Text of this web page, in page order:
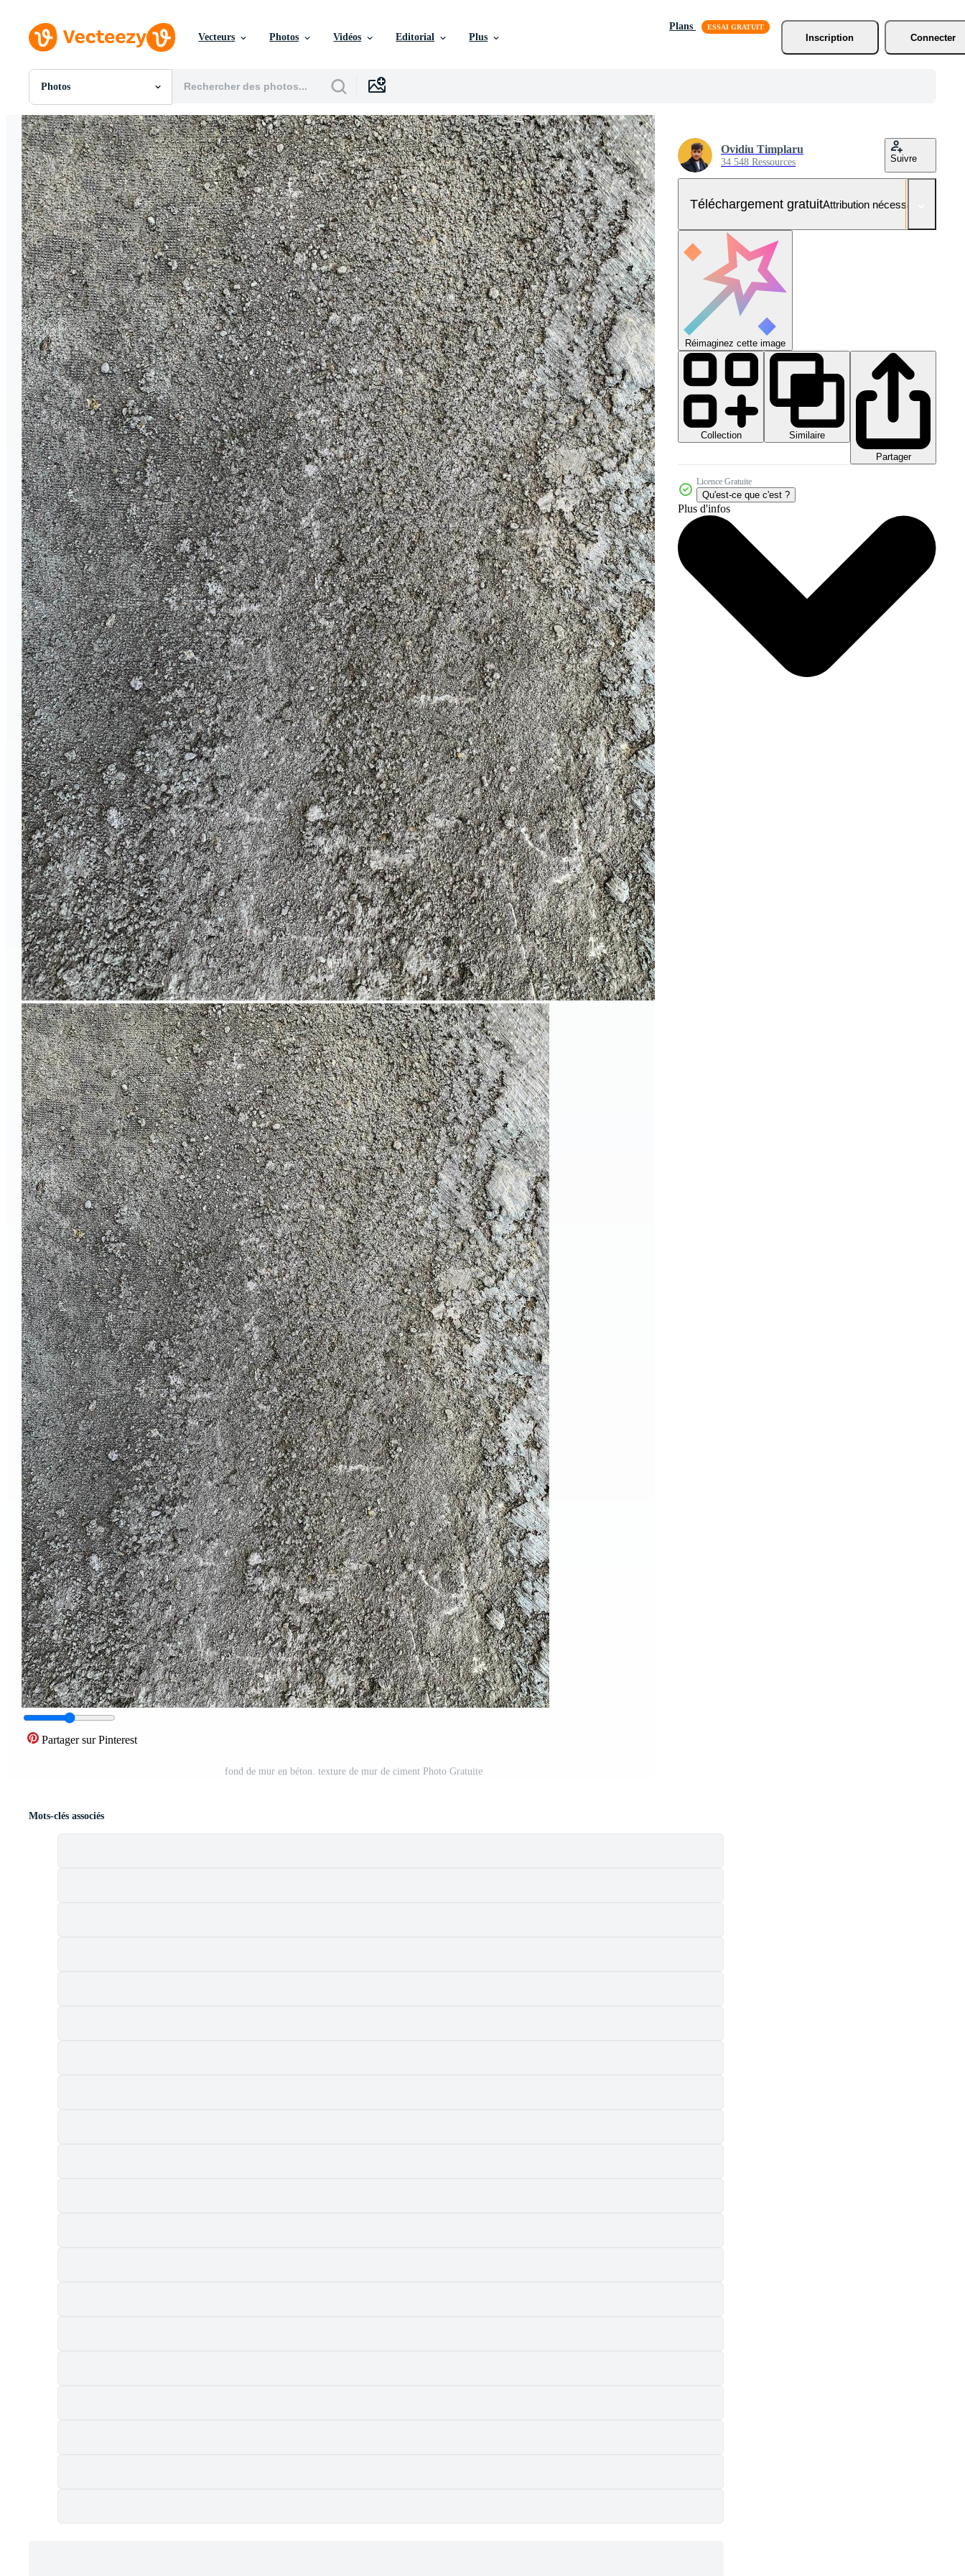
Vecteurs Photos Vidéos Editorial Plus
Plans
Inscription
Connecter
Photos
Toutes Images
Photos
PNGs
PSDs
SVGs
Modèles
Vecteurs
Vidéos
Motion graphics
Images Éditoriales
Événements Éditoriaux
Partager sur Pinterest
fond de mur en béton. texture de mur de ciment Photo Gratuite
Ovidiu Timplaru
34 548 Ressources Suivre
Téléchargement gratuitAttribution nécessaire
Réimaginez cette image
Collection
Similaire
Partager
Licence Gratuite
Qu'est-ce que c'est ?
Plus d'infos
Mots-clés associés